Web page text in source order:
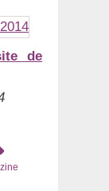
de